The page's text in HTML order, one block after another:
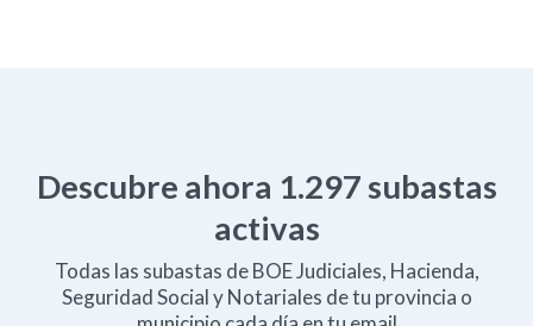
Descubre ahora 1.297 subastas
activas
Todas las subastas de BOE Judiciales, Hacienda,
Seguridad Social y Notariales de tu provincia o